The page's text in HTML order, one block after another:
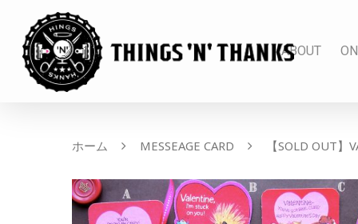
ABOUT
ホーム MESSEAGE CARD 【SOLD OUT】